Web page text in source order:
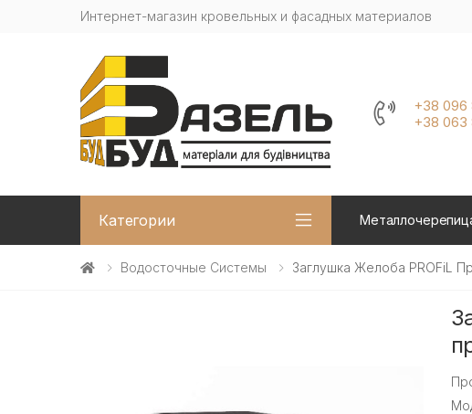
Интернет-магазин кровельных и фасадных материалов
+38 096
+38 063
Категории
Водосточные Системы Заглушка Желоба PROFiL